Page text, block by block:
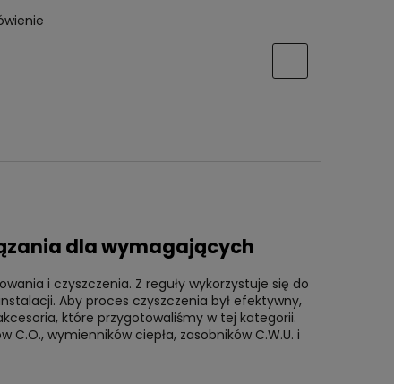
dla wymagających
i czyszczenia. Z reguły wykorzystuje się do
Aby proces czyszczenia był efektywny,
które przygotowaliśmy w tej kategorii.
wymienników ciepła, zasobników C.W.U. i